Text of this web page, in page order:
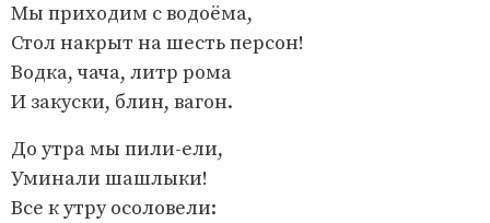
Мы приходим с водоёма,
Стол накрыт на шесть персон!
Водка, чача, литр рома
И закуски, блин, вагон.
До утра мы пили-ели,
Уминали шашлыки!
Все к утру осоловели: